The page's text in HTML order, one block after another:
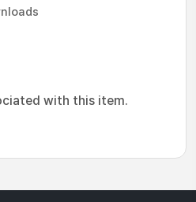
with this item.